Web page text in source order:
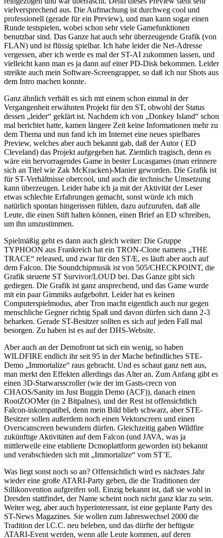
vielversprechend aus. Die Aufmachung ist durchweg cool und
professionell (gerade für ein Preview), und man kann sogar einen
Runde testspielen, wobei schon sehr viele Gamefunktionen
benutzbar sind. Das Ganze hat auch sehr überzeugende Grafik (von
FLAN) und ist flüssig spielbar. Ich habe leider die Net-Adresse
vergessen, aber ich werde es mal der ST-AI zukommen lassen, und
vielleicht kann man es ja dann auf einer PD-Disk bekommen. Leider
streikte auch mein Software-Screengrapper, so daß ich nur Shots aus
dem Intro machen konnte.
Ganz ähnlich verhält es sich mit einem schon einmal in der
Vergangenheit erwähnten Projekt für den ST, obwohl der Status
dessen „leider“ geklärt ist. Nachdem ich von „Donkey Island“ schon
mal berichtet hatte, kamen längere Zeit keine Informationen mehr zu
dem Thema und nun fand ich im Internet eine neues spielbares
Preview, welches aber auch bekannt gab, daß der Autor ( ED
Cleveland) das Projekt aufgegeben hat. Ziemlich tragisch, denn es
wäre ein hervorragendes Game in bester Lucasgames (man erinnere
sich an Titel wie Zak McKracken)-Manier geworden. Die Grafik ist
für ST-Verhältnisse obercool, und auch die technische Umsetzung
kann überzeugen. Leider habe ich ja mit der Aktivität der Leser
etwas schlechte Erfahrungen gemacht, sonst würde ich mich
natürlich spontan hingerissen fühlen, dazu aufzurufen, daß alle
Leute, die einen Stift halten können, einen Brief an ED schreiben,
um ihn umzustimmen.
Spielmäßig geht es dann auch gleich weiter: Die Gruppe
TYPHOON aus Frankreich hat ein TRON-Clone namens „THE
TRACE“ released, und zwar für den ST/E, es läuft aber auch auf
dem Falcon. Die Soundchipmusik ist von 505/CHECKPOINT, die
Grafik steuerte ST Survivor/LOUD bei. Das Ganze gibt sich
gediegen. Die Grafik ist ganz ansprechend, und das Game wurde
mit ein paar Gimmiks aufgebohrt. Leider hat es keinen
Computerspielmodus, aber Tron macht eigentlich auch nur gegen
menschliche Gegner richtig Spaß und davon dürfen sich dann 2-3
beharken. Gerade ST-Besitzer sollten es sich auf jeden Fall mal
besorgen. Zu haben ist es auf der DHS-Website.
Aber auch an der Demofront tat sich ein wenig, so haben
WILDFIRE endlich ihr seit 95 in der Mache befindliches STE-
Demo „Immortalize“ raus gebracht. Und es schaut ganz nett aus,
man merkt den Effekten allerdings das Alter an. Zum Anfang gibt es
einen 3D-Starwarsscroller (wie der im Gasts-crecn von
CHAOS/Sanity im Just Buggin Demo (ACF)), danach einen
RootZOOMer (in 2 Bitpalnes), und der Rest ist offensichtlich
Falcon-inkompatibel, denn mein Bild blieb schwarz, aber STE-
Besitzer sollen außerdem noch einen Vektorscreen und einen
Overscanscreen bewundern dürfen. Gleichzeitig gaben Wildfire
zukünftige Aktivitäten auf dem Falcon (und JAVA, was ja
mittlerweile eine etablierte Dcmoplattform geworden ist) bekannt
und verabschieden sich mit „Immortalize“ vom ST’E.
Was liegt sonst noch so an? Offensichtlich wird es nächstes Jahr
wieder eine große ATARI-Party geben, die die Traditionen der
Sillikonvention aufgreifen soll. Einzig bekannt ist, daß sie wohl in
Dresden stattfindet, der Name scheint noch nicht ganz klar zu sein.
Weiter weg, aber auch hyperinteressant, ist eine geplante Party des
ST-News Magazines. Sie wollen zum Jahreswechsel 2000 die
Tradition der l.C.C. neu beleben, und das dürfte der heftigste
ATARI-Event werden, wenn alle Leute kommen, auf deren